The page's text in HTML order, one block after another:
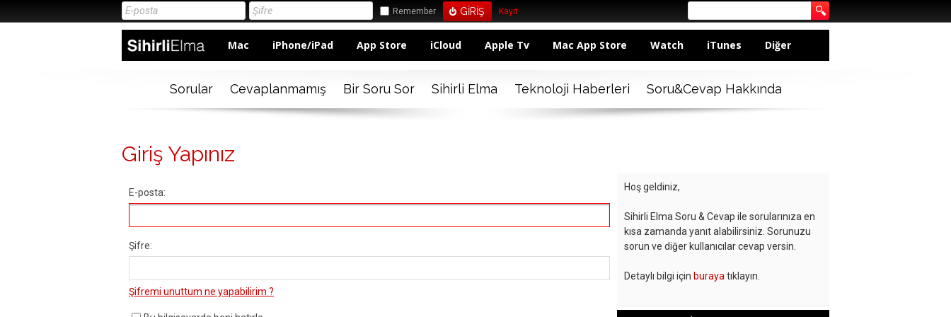
Remember Kayıt
Mac iPhone/iPad App Store iCloud Apple Tv Mac App Store Watch iTunes Diğer
Sorular Cevaplanmamış Bir Soru Sor Sihirli Elma Teknoloji Haberleri Soru&Cevap Hakkında
Giriş Yapınız
E-posta:
Şifre:
Şifremi unuttum ne yapabilirim ?
Hoş geldiniz,
Sihirli Elma Soru & Cevap ile sorularınıza en
kısa zamanda yanıt alabilirsiniz. Sorunuzu
sorun ve diğer kullanıcılar cevap versin.
Detaylı bilgi için buraya tıklayın.